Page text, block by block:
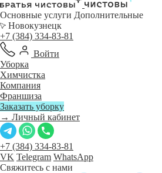
Основные услуги Дополнительные
Новокузнецк
+7 (384) 334-83-81
Войти
Уборка
Химчистка
Компания
Франшиза
Заказать уборку
→ Личный кабинет
+7 (384) 334-83-81
VK Telegram WhatsApp
Свяжитесь с нами